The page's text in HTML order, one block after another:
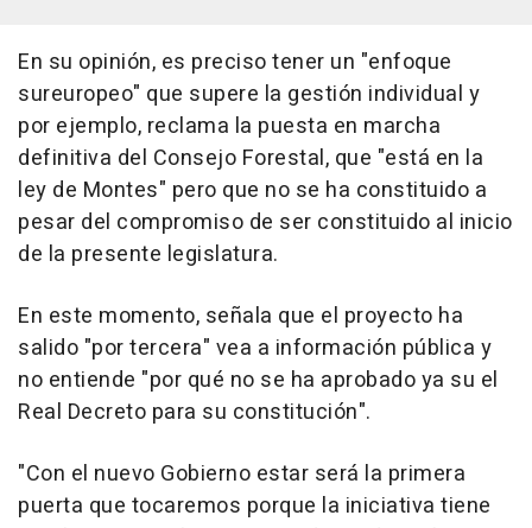
En su opinión, es preciso tener un "enfoque
sureuropeo" que supere la gestión individual y
por ejemplo, reclama la puesta en marcha
definitiva del Consejo Forestal, que "está en la
ley de Montes" pero que no se ha constituido a
pesar del compromiso de ser constituido al inicio
de la presente legislatura.
En este momento, señala que el proyecto ha
salido "por tercera" vea a información pública y
no entiende "por qué no se ha aprobado ya su el
Real Decreto para su constitución".
"Con el nuevo Gobierno estar será la primera
puerta que tocaremos porque la iniciativa tiene